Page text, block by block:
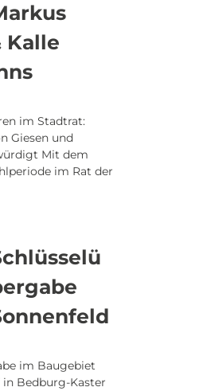
Kalle
im Stadtrat:
Giesen und
Mit dem
im Rat der
im Baugebiet
in Bedburg-Kaster